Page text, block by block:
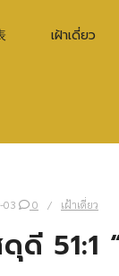
เฝ้าเดี่ยว
03 0 เฝ้าเดี่ยว
51:1